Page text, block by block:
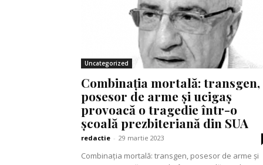
Uncategorized
Combinația mortală: transgen,
posesor de arme și ucigaș
provoacă o tragedie într-o
școală prezbiteriană din SUA
redactie - 29 martie 2023
Combinația mortală: transgen, posesor de arme și